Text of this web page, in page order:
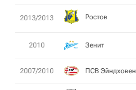
2013/2013 Ростов
2010 Зенит
2007/2010 ПСВ Эйндховен